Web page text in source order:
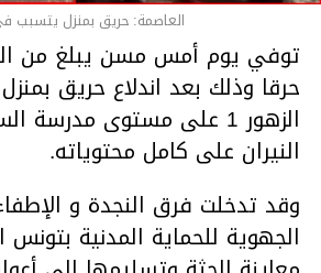
العاصمة: حريق بمنزل يتسبب
حرقا وذلك بعد اندلاع حريق
الزهور 1 على مستوى
النيران على كامل محتوياته.
وقد تدخلت فرق النجدة و الإطفاء
الجهوية للحماية المدنية